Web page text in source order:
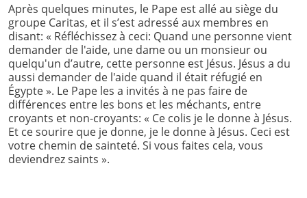
Après quelques minutes, le Pape est allé au siège du
groupe Caritas, et il s’est adressé aux membres en
disant: « Réfléchissez à ceci: Quand une personne vient
demander de l'aide, une dame ou un monsieur ou
quelqu'un d’autre, cette personne est Jésus. Jésus a du
aussi demander de l'aide quand il était réfugié en
Égypte ». Le Pape les a invités à ne pas faire de
différences entre les bons et les méchants, entre
croyants et non-croyants: « Ce colis je le donne à Jésus.
Et ce sourire que je donne, je le donne à Jésus. Ceci est
votre chemin de sainteté. Si vous faites cela, vous
deviendrez saints ».